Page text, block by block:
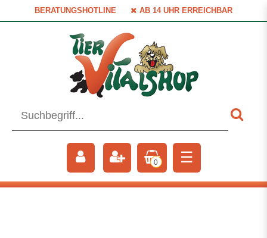
BERATUNGSHOTLINE AB 14 UHR ERREICHBAR
0 ☰